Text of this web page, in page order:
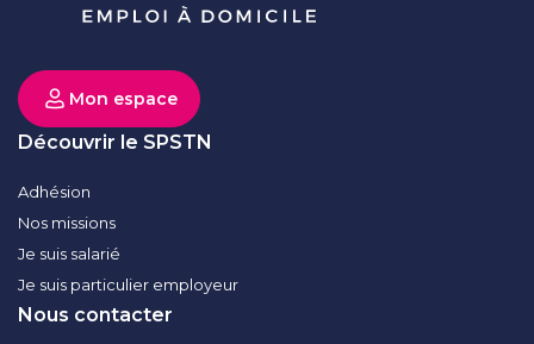
Mon espace
Découvrir le SPSTN
Adhésion
Nos missions
Je suis salarié
Je suis particulier employeur
Nous contacter